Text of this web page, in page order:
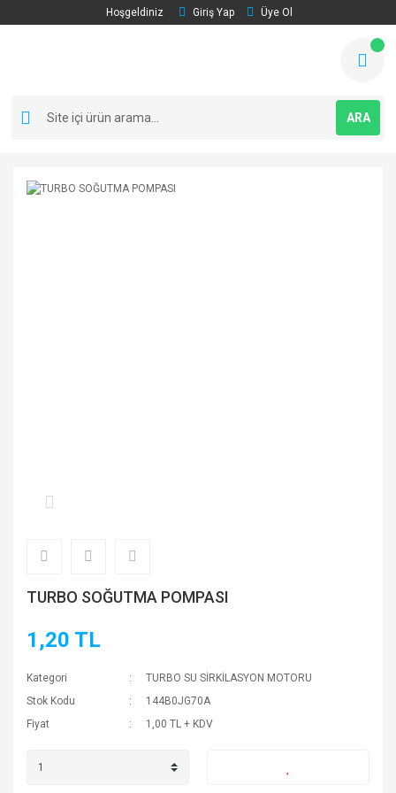
Hoşgeldiniz Giriş Yap Üye Ol
ARA
TURBO SOĞUTMA POMPASI
1,20 TL
Kategori
TURBO SU SİRKİLASYON MOTORU
Stok Kodu
144B0JG70A
Fiyat
1,00 TL + KDV